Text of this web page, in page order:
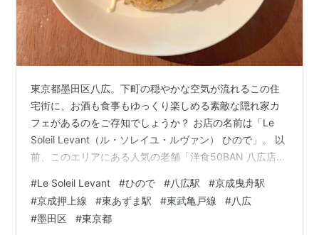
東京都墨田区八広。下町の穏やかな空気が流れるこの住
宅街に、お酒も食事もゆっくり楽しめる素敵な隠れ家カ
フェがあるのをご存知でしょうか？ お店の名前は「Le
Soleil Levant（ル・ソレイユ・ルヴァン） ひので」。 以
前、このエリアにある人気の老舗「洋食50BAN 八広店」
た。その際、「駅の周辺に、他にも面白いお店はないか
な？」とネットで検索していたところ、偶然見つけたの
がこちらの「ひので」さん。 morigen1.hatenablog.com
#Le Soleil Levant #ひので #八広駅 #京成曳舟駅
#京成押上線 #東あずま駅 #東武亀戸線 #八広
#墨田区 #東京都